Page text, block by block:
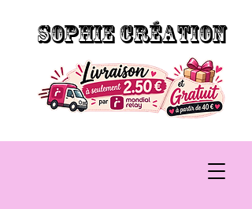
SOPHIE CRÉATION